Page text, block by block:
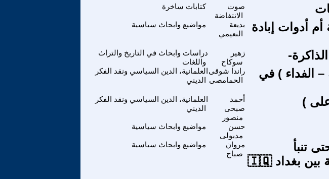
كتابات ساخرة
صوت
الانتفاضة
مواضيع وابحاث سياسية
بديعة
النعيمي
أدوات إبادة
دراسات وابحاث في التاريخ والتراث
واللغات
زهير
سوكاح
العلمانية، الدين السياسي ونقد الفكر
الديني
راندا شوقى
الحمامصى
– الفداء ) في
العلمانية، الدين السياسي ونقد الفكر
الديني
أحمد
صبحى
منصور
مواضيع وابحاث سياسية
حسن
مدبولى
مواضيع وابحاث سياسية
مروان
صباح
تنبأ
بالمستقبل ☀ ؟ خطاب 📝 المظلومية بين بغداد 🇮🇶